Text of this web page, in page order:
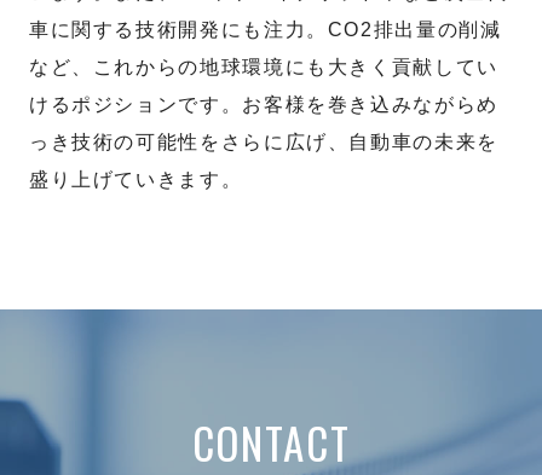
車に関する技術開発にも注力。CO2排出量の削減
など、これからの地球環境にも大きく貢献してい
けるポジションです。お客様を巻き込みながらめ
っき技術の可能性をさらに広げ、自動車の未来を
盛り上げていきます。
CONTACT